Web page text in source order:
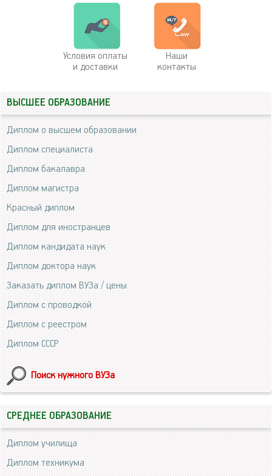
Условия оплаты
и доставки
Наши
контакты
ВЫСШЕЕ ОБРАЗОВАНИЕ
Диплом о высшем образовании
Диплом специалиста
Диплом бакалавра
Диплом магистра
Красный диплом
Диплом для иностранцев
Диплом кандидата наук
Диплом доктора наук
Заказать диплом ВУЗа / цены
Диплом с проводкой
Диплом с реестром
Диплом СССР
Поиск нужного ВУЗа
СРЕДНЕЕ ОБРАЗОВАНИЕ
Диплом училища
Диплом техникума